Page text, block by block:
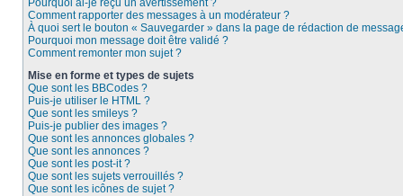
Pourquoi ai-je reçu un avertissement ?
Comment rapporter des messages à un modérateur ?
À quoi sert le bouton « Sauvegarder » dans la page de rédaction de
Pourquoi mon message doit être validé ?
Comment remonter mon sujet ?
Mise en forme et types de sujets
Que sont les BBCodes ?
Puis-je utiliser le HTML ?
Que sont les smileys ?
Puis-je publier des images ?
Que sont les annonces globales ?
Que sont les annonces ?
Que sont les post-it ?
Que sont les sujets verrouillés ?
Que sont les icônes de sujet ?